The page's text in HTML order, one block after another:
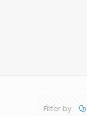
Filter by